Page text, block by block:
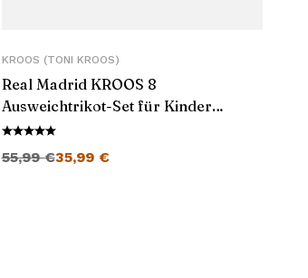
KROOS (TONI KROOS)
Real Madrid KROOS 8
Ausweichtrikot-Set für Kinder
2024/25
55,99€35,99 €